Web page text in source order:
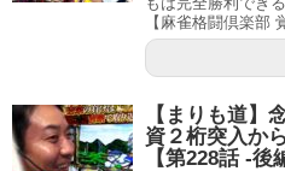
【麻雀格闘倶楽部
【まりも道】
資２桁突入か
【第228話 -後